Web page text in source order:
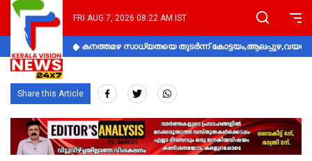
FRI AUG 7, 2026 08:22 AM IST
കനത്തമഴ സാധ്യതയെ തുടർന്ന്
Share this Article